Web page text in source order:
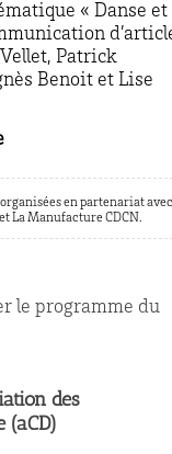
« Danse et
Patrick
Benoit et Lise
en partenariat
La Manufacture CDCN.
le programme du
des
(aCD)